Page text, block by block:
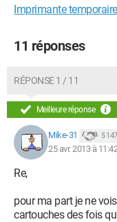
Imprimante
11 réponses
RÉPONSE 1 / 11
Meilleure réponse
Mike-31 5 147
25 avr. 2013 à 11:42
Re,
pour ma part je ne
cartouches des fois